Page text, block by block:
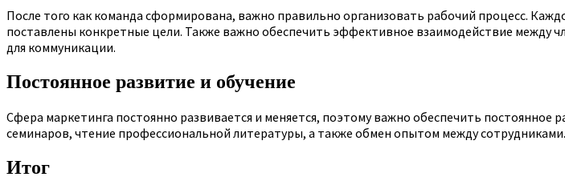
После того как команда сформирована, важно правильно организовать рабочий процесс.
поставлены конкретные цели. Также важно обеспечить эффективное взаимодействие между
для коммуникации.
Постоянное развитие и обучение
Сфера маркетинга постоянно развивается и меняется, поэтому важно обеспечить
семинаров, чтение профессиональной литературы, а также обмен опытом между сотрудниками.
Итог